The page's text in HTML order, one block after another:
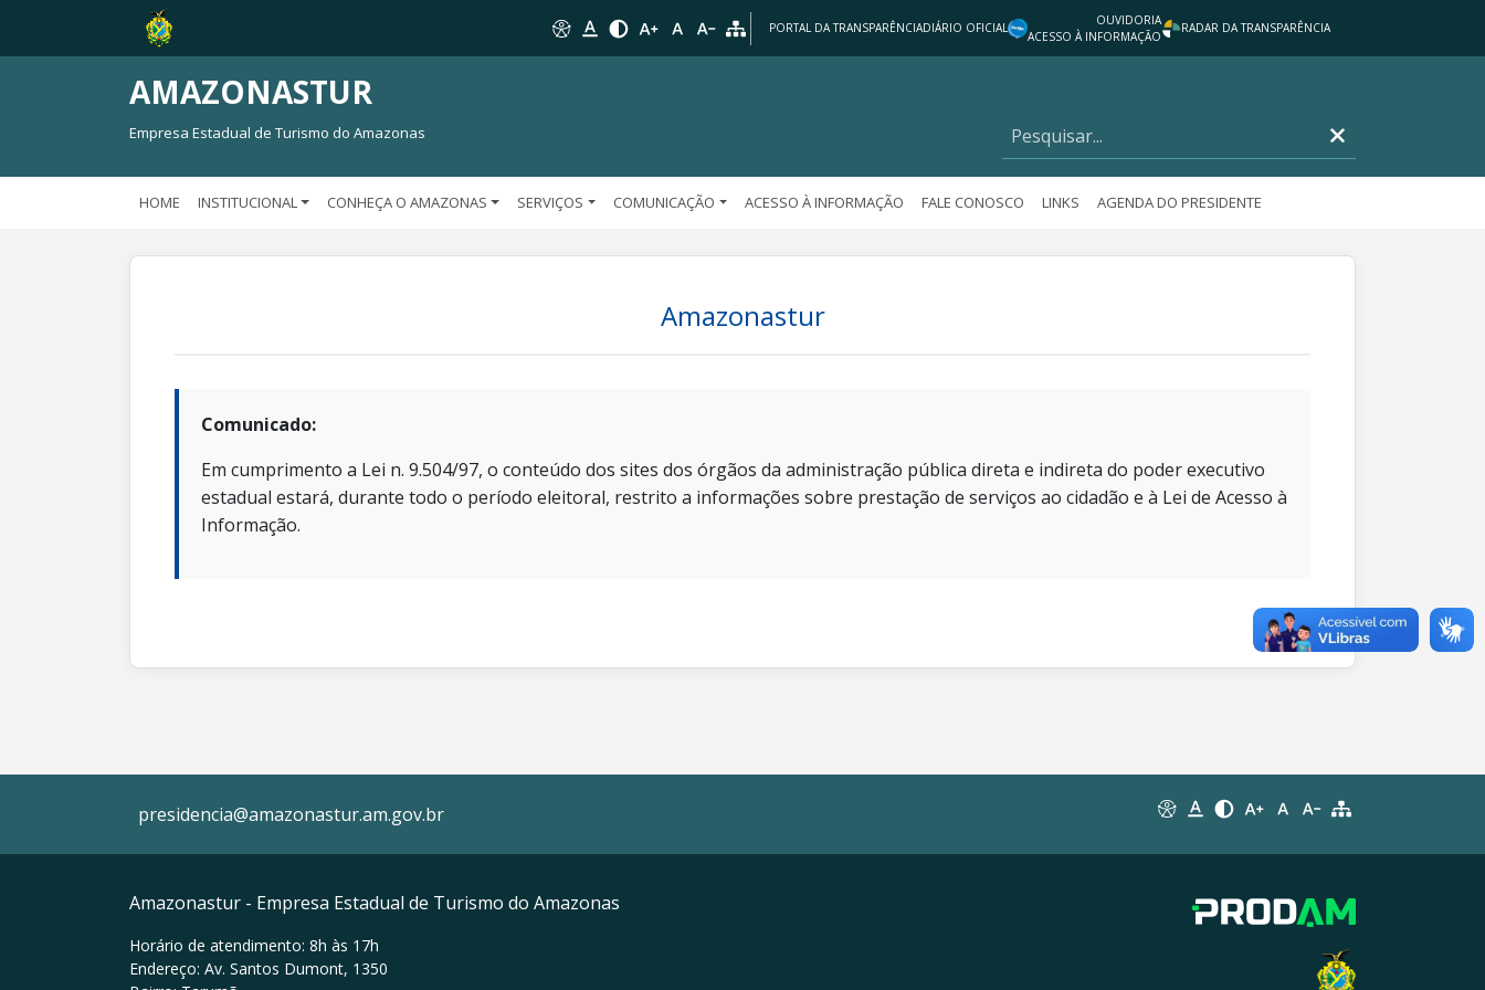
PORTAL DA TRANSPARÊNCIADIÁRIO OFICIAL
OUVIDORIA
ACESSO À INFORMAÇÃO
RADAR DA TRANSPARÊNCIA
AMAZONASTUR
Empresa Estadual de Turismo do Amazonas
HOME INSTITUCIONAL CONHEÇA O AMAZONAS SERVIÇOS COMUNICAÇÃO ACESSO À INFORMAÇÃO FALE CONOSCO LINKS AGENDA DO PRESIDENTE
Amazonastur
Comunicado:
Em cumprimento a Lei n. 9.504/97, o conteúdo dos sites dos órgãos da administração pública direta e indireta do poder executivo
estadual estará, durante todo o período eleitoral, restrito a informações sobre prestação de serviços ao cidadão e à Lei de Acesso à
Informação.
presidencia@amazonastur.am.gov.br
Amazonastur - Empresa Estadual de Turismo do Amazonas
Horário de atendimento: 8h às 17h
Endereço: Av. Santos Dumont, 1350